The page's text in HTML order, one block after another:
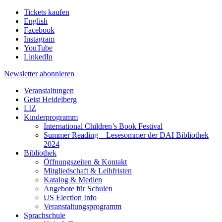
Tickets kaufen
English
Facebook
Instagram
YouTube
LinkedIn
Newsletter abonnieren
Veranstaltungen
Geist Heidelberg
LIZ
Kinderprogramm
International Children’s Book Festival
Summer Reading – Lesesommer der DAI Bibliothek
2024
Bibliothek
Öffnungszeiten & Kontakt
Mitgliedschaft & Leihfristen
Katalog & Medien
Angebote für Schulen
US Election Info
Veranstaltungsprogramm
Sprachschule